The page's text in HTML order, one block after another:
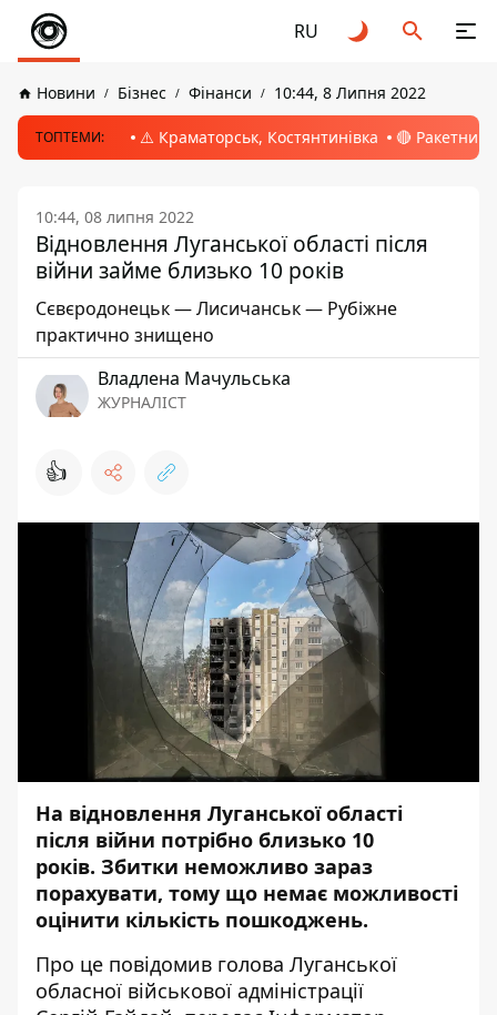
RU
Новини Бізнес Фінанси 10:44, 8 Липня 2022
ТОПТЕМИ: ⚠️ Краматорськ, Костянтинівка 🔴 Ракетний
10:44, 08 липня 2022
Відновлення Луганської області після
війни займе близько 10 років
Сєвєродонецьк — Лисичанськ — Рубіжне
практично знищено
Владлена Мачульська
ЖУРНАЛІСТ
👍
На відновлення Луганської області
після війни потрібно близько 10
років. Збитки неможливо зараз
порахувати, тому що немає можливості
оцінити кількість пошкоджень.
Про це повідомив голова Луганської
обласної військової адміністрації